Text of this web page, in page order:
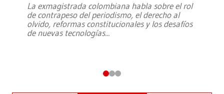
La exmagistrada colombiana habla sobre el rol
de contrapeso del periodismo, el derecho al
olvido, reformas constitucionales y los desafíos
de nuevas tecnologías...